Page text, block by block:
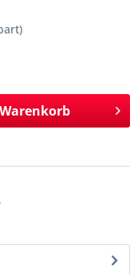
Warenkorb